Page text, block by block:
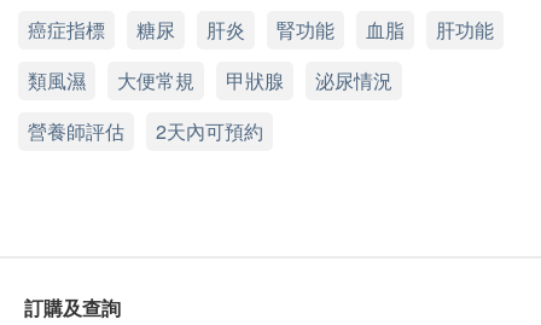
血糖
3 基本項目
詳細醫學問卷
*此項目不適用於觀塘分店
750.0
愛滋病抗體一及二
檢查血液內愛滋病抗體，有助檢驗是否感染愛滋病病毒
HK$920.0
甚至在毫無病徵的情況下，能準確地測試出心臟病
發的機會，及評估病人將來患上心臟病的可能性。
情惡化，極早發現心臟問題，作出預防性治療，防
2288)。
健康檢查計劃只適用於10歲或以上之人士
未成年客人體檢指引 (10歲至18歳以下人士)
(1) 有家長或監護人陪同者
預先取同意書並由家長或監護人簽署妥當，客人可
星期一至六︰9:00a.m. – 1:00p.m.; 2:00p.m. – 6:00p.m.
熱線電話：(852) 2369 0680
癌症指標
糖尿 肝炎 腎功能 血脂
肝功能
類風濕
大便常規 甲狀腺
泌尿情況
營養師評估
2天內可預約
訂購及查詢